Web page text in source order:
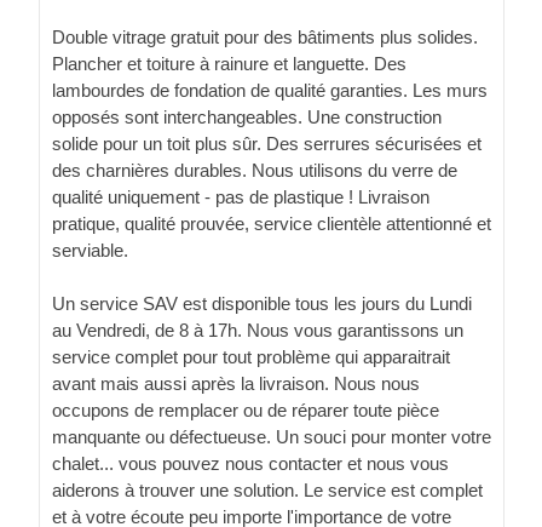
Double vitrage gratuit pour des bâtiments plus solides.
Plancher et toiture à rainure et languette. Des
lambourdes de fondation de qualité garanties. Les murs
opposés sont interchangeables. Une construction
solide pour un toit plus sûr. Des serrures sécurisées et
des charnières durables. Nous utilisons du verre de
qualité uniquement - pas de plastique ! Livraison
pratique, qualité prouvée, service clientèle attentionné et
serviable.
Un service SAV est disponible tous les jours du Lundi
au Vendredi, de 8 à 17h. Nous vous garantissons un
service complet pour tout problème qui apparaitrait
avant mais aussi après la livraison. Nous nous
occupons de remplacer ou de réparer toute pièce
manquante ou défectueuse. Un souci pour monter votre
chalet... vous pouvez nous contacter et nous vous
aiderons à trouver une solution. Le service est complet
et à votre écoute peu importe l'importance de votre